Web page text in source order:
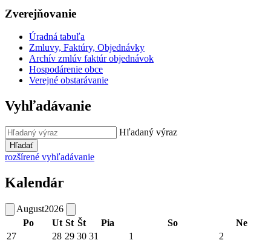
Zverejňovanie
Úradná tabuľa
Zmluvy, Faktúry, Objednávky
Archív zmlúv faktúr objednávok
Hospodárenie obce
Verejné obstarávanie
Vyhľadávanie
Hľadaný výraz
Hľadať
rozšírené vyhľadávanie
Kalendár
August2026
Po
Ut St Št Pia So
Ne
27
28 29 30 31 1 2